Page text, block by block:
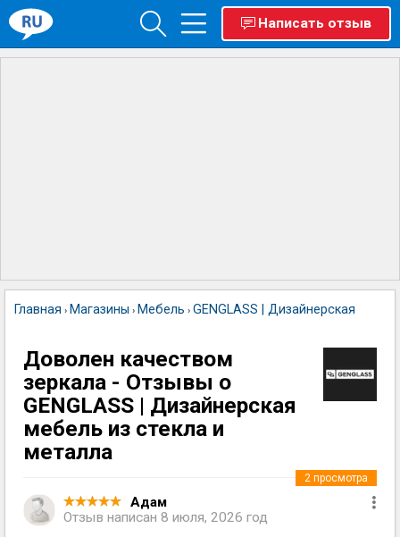
Написать отзыв
Главная › Магазины › Мебель › GENGLASS | Дизайнерская
Доволен качеством
зеркала - Отзывы о
GENGLASS | Дизайнерская
мебель из стекла и
металла
Адам
Отзыв написан 8 июля, 2026 год
2 просмотра